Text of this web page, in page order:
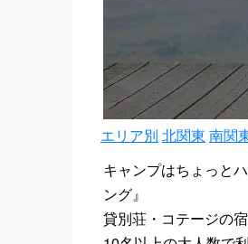
エリア別 北関東 南関
キャンプはちょっと
ング』
貸別荘・コテージの